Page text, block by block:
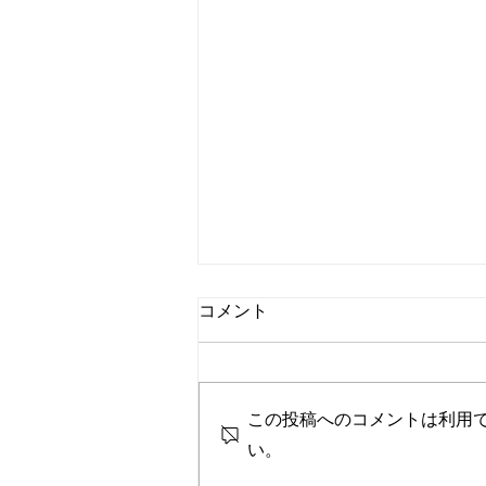
営業時間変更のお知らせ
コメント
この投稿へのコメントは利用
い。